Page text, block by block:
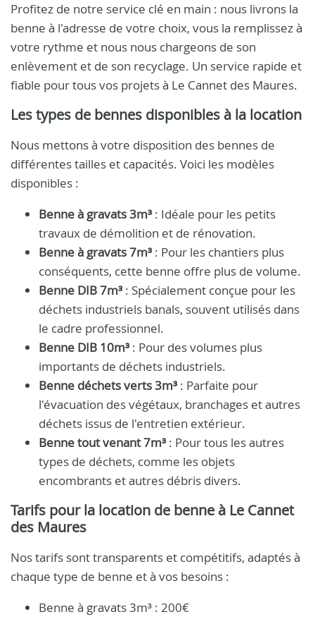
Profitez de notre service clé en main : nous livrons la
benne à l'adresse de votre choix, vous la remplissez à
votre rythme et nous nous chargeons de son
enlèvement et de son recyclage. Un service rapide et
fiable pour tous vos projets à Le Cannet des Maures.
Les types de bennes disponibles à la location
Nous mettons à votre disposition des bennes de
différentes tailles et capacités. Voici les modèles
disponibles :
Benne à gravats 3m³ : Idéale pour les petits
travaux de démolition et de rénovation.
Benne à gravats 7m³ : Pour les chantiers plus
conséquents, cette benne offre plus de volume.
Benne DIB 7m³ : Spécialement conçue pour les
déchets industriels banals, souvent utilisés dans
le cadre professionnel.
Benne DIB 10m³ : Pour des volumes plus
importants de déchets industriels.
Benne déchets verts 3m³ : Parfaite pour
l'évacuation des végétaux, branchages et autres
déchets issus de l'entretien extérieur.
Benne tout venant 7m³ : Pour tous les autres
types de déchets, comme les objets
encombrants et autres débris divers.
Tarifs pour la location de benne à Le Cannet
des Maures
Nos tarifs sont transparents et compétitifs, adaptés à
chaque type de benne et à vos besoins :
Benne à gravats 3m³ : 200€